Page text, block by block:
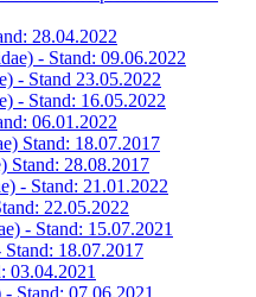
28.04.2022
- Stand: 09.06.2022
- Stand 23.05.2022
- Stand: 16.05.2022
06.01.2022
Stand: 18.07.2017
Stand: 28.08.2017
- Stand: 21.01.2022
22.05.2022
- Stand: 15.07.2021
18.07.2017
03.04.2021
Stand: 07.06.2021